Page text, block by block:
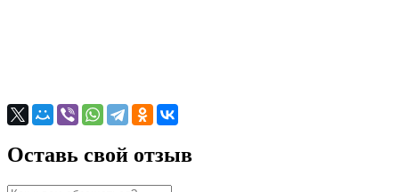
Оставь свой отзыв